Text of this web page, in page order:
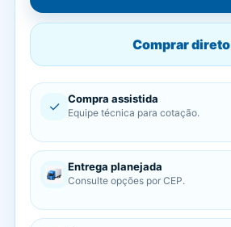
Comprar direto
✓ Compra assistida
Equipe técnica para cotação.
Entrega planejada
Consulte opções por CEP.